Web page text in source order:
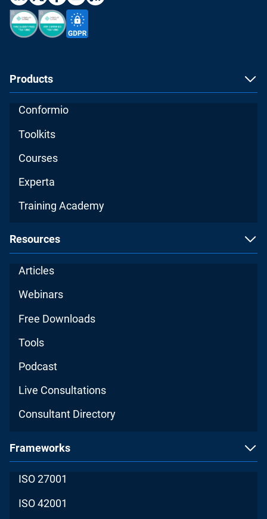
Products
Conformio
Toolkits
Courses
Experta
Training Academy
Resources
Articles
Webinars
Free Downloads
Tools
Podcast
Live Consultations
Consultant Directory
Frameworks
ISO 27001
ISO 42001